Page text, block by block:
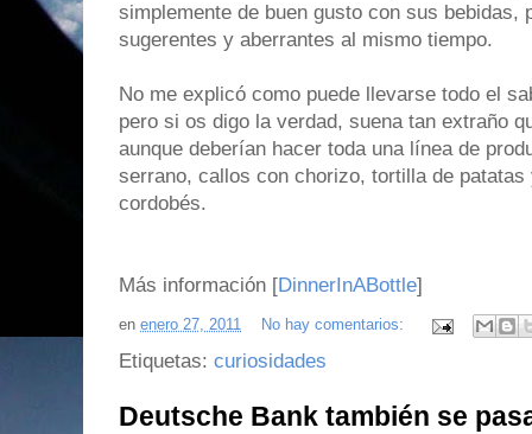
simplemente de buen gusto con sus bebidas,
sugerentes y aberrantes al mismo tiempo.
No me explicó como puede llevarse todo el
pero si os digo la verdad, suena tan extraño
aunque deberían hacer toda una línea de
serrano, callos con chorizo, tortilla de
cordobés.
Más información [DinnerInABottle]
en enero 27, 2011 No hay comentarios:
Etiquetas: curiosidades
Deutsche Bank también se